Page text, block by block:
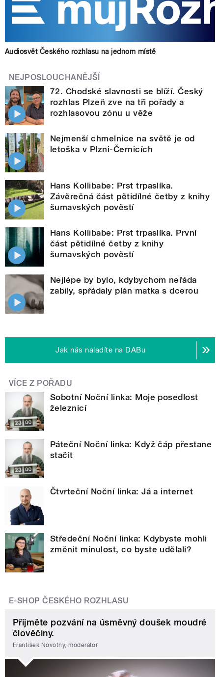
Audiosvět Českého rozhlasu na jednom místě
NEJPOSLOUCHANĚJŠÍ
72. Chodské slavnosti se blíží. Český
rozhlas Plzeň zve na tři pořady a
rozhlasovou zónu u věže
Nejmenší chmelnice na světě je od
letoška v Plzni-Černicích
Hans Kollibabe: Prst trpaslíka.
Závěrečná část pětidílné četby z knihy
šumavských pověstí
Hans Kollibabe: Prst trpaslíka. První
část pětidílné četby z knihy
šumavských pověstí
Nejlépe by bylo, kdybychom neřáda
zabily, spřádaly plán matka s dcerou
Jak nás naladíte na DABu
VÍCE Z POŘADU
Sobotní Noční linka: Moje posedlost
železnicí
Páteční Noční linka: Když čáp přestane
stačit
Čtvrteční Noční linka: Já a internet
Středeční Noční linka: Kdybyste mohli
změnit minulost, co byste udělali?
E-SHOP ČESKÉHO ROZHLASU
Přijměte pozvání na úsměvný doušek moudré
člověčiny.
František Novotný, moderátor